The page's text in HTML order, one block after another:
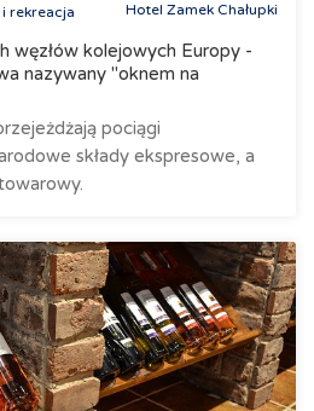
i rekreacja Hotel Zamek Chałupki
węzłów kolejowych Europy -
nazywany "oknem na
pociągi
składy ekspresowe, a